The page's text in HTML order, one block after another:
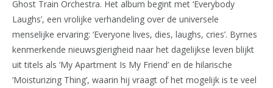
Ghost Train Orchestra. Het album begint met ‘Everybody
Laughs’, een vrolijke verhandeling over de universele
menselijke ervaring: ‘Everyone lives, dies, laughs, cries’. Byrnes
kenmerkende nieuwsgierigheid naar het dagelijkse leven blijkt
uit titels als ‘My Apartment Is My Friend’ en de hilarische
‘Moisturizing Thing’, waarin hij vraagt of het mogelijk is te veel